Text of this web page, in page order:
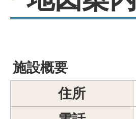
施設概要
住所